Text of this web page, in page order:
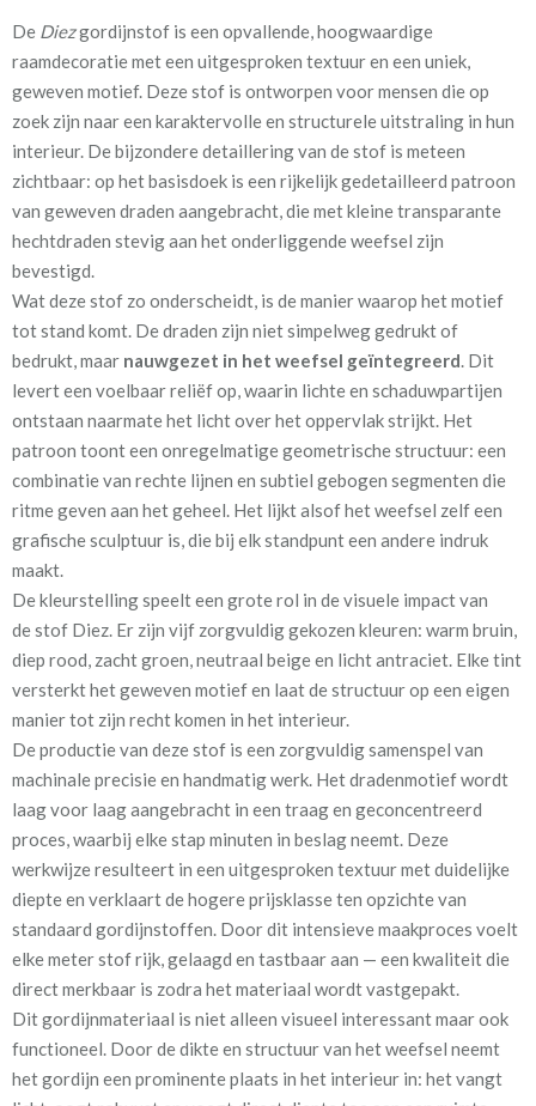
Patroon: 24 cm
Stofbreedte: 132 cm
Mate van verduistering:
Geen (voering optioneel
tijdens bestelproces)
Meestal eerder, maar houd
rekening met
Materiaal: Katoen en polyester
Wil je zeker weten dat kleur en textuur perfect aansluiten bij
jouw wensen voordat je een op maat gemaakte uitvoering
bestelt? Je kunt eenvoudig een
materiaal zelf te zien en te voelen. Staaltjes worden doorgaans
dezelfde dag nog verzonden, zodat je snel kunt beoordelen of de
stof aansluit bij je interieur.
Dit gordijnmateriaal is niet alleen visueel interessant maar ook
functioneel. Door de dikte en structuur van het weefsel neemt
het gordijn een prominente plaats in het interieur in: het vangt
licht, oogt robuust en voegt direct diepte toe aan een ruimte.
Wil je zeker weten dat kleur en textuur perfect aansluiten bij
jouw wensen voordat je een op maat gemaakte uitvoering
bestelt? Je kunt eenvoudig eenknipstaal bestellenom het
materiaal zelf te zien en te voelen. Staaltjes worden doorgaans
dezelfde dag nog verzonden, zodat je snel kunt beoordelen of de
stof aansluit bij je interieur.
Voor extra functionaliteit kan je tijdens het bestellen een
voeringlaten toevoegen. Dit heeft meerdere voordelen:
De Diezgordijnstof is een opvallende, hoogwaardige
raamdecoratie met een uitgesproken textuur en een uniek,
geweven motief. Deze stof is ontworpen voor mensen die op
zoek zijn naar een karaktervolle en structurele uitstraling in hun
interieur. De bijzondere detaillering van de stof is meteen
zichtbaar: op het basisdoek is een rijkelijk gedetailleerd patroon
van geweven draden aangebracht, die met kleine transparante
hechtdraden stevig aan het onderliggende weefsel zijn
bevestigd.
Wat deze stof zo onderscheidt, is de manier waarop het motief
tot stand komt. De draden zijn niet simpelweg gedrukt of
bedrukt, maar nauwgezet in het weefsel geïntegreerd. Dit
levert een voelbaar reliëf op, waarin lichte en schaduwpartijen
ontstaan naarmate het licht over het oppervlak strijkt. Het
patroon toont een onregelmatige geometrische structuur: een
combinatie van rechte lijnen en subtiel gebogen segmenten die
ritme geven aan het geheel. Het lijkt alsof het weefsel zelf een
grafische sculptuur is, die bij elk standpunt een andere indruk
maakt.
De kleurstelling speelt een grote rol in de visuele impact van
de stof Diez. Er zijn vijf zorgvuldig gekozen kleuren: warm bruin,
diep rood, zacht groen, neutraal beige en licht antraciet. Elke tint
versterkt het geweven motief en laat de structuur op een eigen
manier tot zijn recht komen in het interieur.
De productie van deze stof is een zorgvuldig samenspel van
machinale precisie en handmatig werk. Het dradenmotief wordt
laag voor laag aangebracht in een traag en geconcentreerd
proces, waarbij elke stap minuten in beslag neemt. Deze
werkwijze resulteert in een uitgesproken textuur met duidelijke
diepte en verklaart de hogere prijsklasse ten opzichte van
standaard gordijnstoffen. Door dit intensieve maakproces voelt
elke meter stof rijk, gelaagd en tastbaar aan — een kwaliteit die
direct merkbaar is zodra het materiaal wordt vastgepakt.
Dit gordijnmateriaal is niet alleen visueel interessant maar ook
functioneel. Door de dikte en structuur van het weefsel neemt
het gordijn een prominente plaats in het interieur in: het vangt